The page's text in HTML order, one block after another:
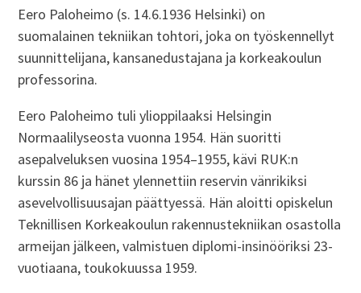
Eero Paloheimo (s. 14.6.1936 Helsinki) on
suomalainen tekniikan tohtori, joka on työskennellyt
suunnittelijana, kansanedustajana ja korkeakoulun
professorina.
Eero Paloheimo tuli ylioppilaaksi Helsingin
Normaalilyseosta vuonna 1954. Hän suoritti
asepalveluksen vuosina 1954–1955, kävi RUK:n
kurssin 86 ja hänet ylennettiin reservin vänrikiksi
asevelvollisuusajan päättyessä. Hän aloitti opiskelun
Teknillisen Korkeakoulun rakennustekniikan osastolla
armeijan jälkeen, valmistuen diplomi-insinööriksi 23-
vuotiaana, toukokuussa 1959.